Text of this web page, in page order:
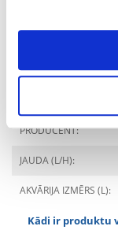
FILTRĒŠANAS
JAUDA (W):
PRODUCENT:
JAUDA (L/H):
AKVĀRIJA IZMĒRS (L):
Kādi ir produktu